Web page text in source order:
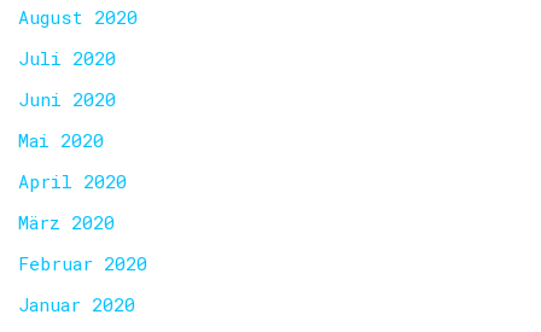
August 2020
Juli 2020
Juni 2020
Mai 2020
April 2020
März 2020
Februar 2020
Januar 2020